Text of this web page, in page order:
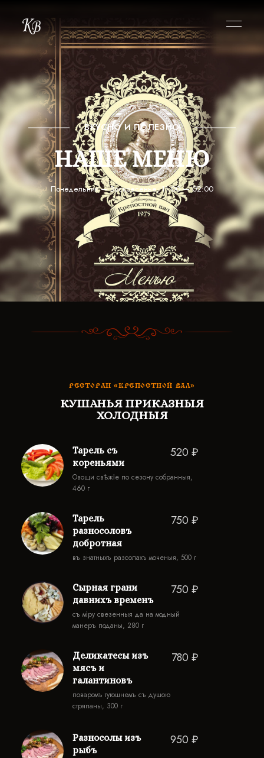
ВКУСНО И ПОЛЕЗНО
НАШЕ МЕНЮ
Понедельник — Воскресенье, 11:00 — 02:00
РЕСТОРАН «КРЕПОСТНОЙ ВАЛ»
КУШАНЬЯ ПРИКАЗНЫЯ
ХОЛОДНЫЯ
Тарель съ
кореньями
520 ₽
Овощи свѣжіе по сезону собранныя,
460 г
Тарель
разносоловъ
добротная
750 ₽
въ знатныхъ разсолахъ моченыя, 500 г
Сырная грани
давнихъ временъ
750 ₽
съ міру свезенныя да на модный
манеръ поданы, 280 г
Деликатесы изъ
мясъ и
галантиновъ
780 ₽
поваромъ тутошнемъ съ душою
стряпаны, 300 г
Разносолы изъ
рыбъ
950 ₽